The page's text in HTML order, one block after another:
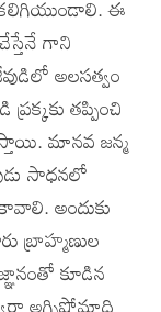
ఈ
గాని
అలసత్వం
తప్పించి
మానవ జన్మ
సాధనలో
అందుకు
బ్రాహ్మణుల
కూడిన